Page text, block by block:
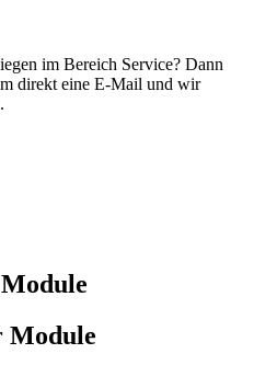
im Bereich Service? Dann
direkt eine E-Mail und wir
Module